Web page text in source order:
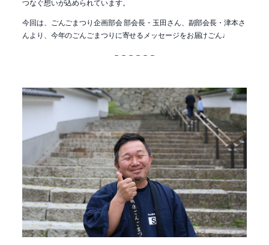
今回は、ごんごまつり企画部会 部会長・玉田さん、副部会長・津本さ
んより、今年のごんごまつりに寄せるメッセージをお届けごん♩
－－－－－－